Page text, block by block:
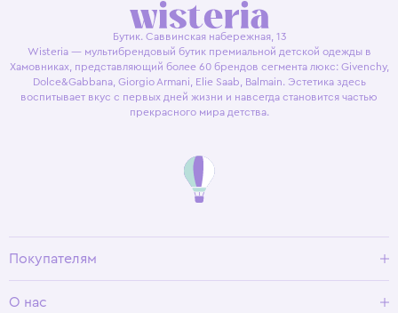
Бутик. Саввинская набережная, 13
Wisteria — мультибрендовый бутик премиальной детской одежды в
Хамовниках, представляющий более 60 брендов сегмента люкс: Givenchy,
Dolce&Gabbana, Giorgio Armani, Elie Saab, Balmain. Эстетика здесь
воспитывает вкус с первых дней жизни и навсегда становится частью
прекрасного мира детства.
Покупателям
Условия возврата
О нас